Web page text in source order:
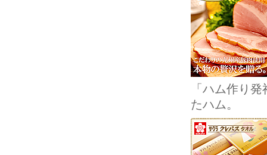
「ハム作り
たハム。